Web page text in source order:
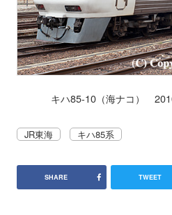
キハ85-10（海ナコ）
JR東海 キハ85系
SHARE TWEET